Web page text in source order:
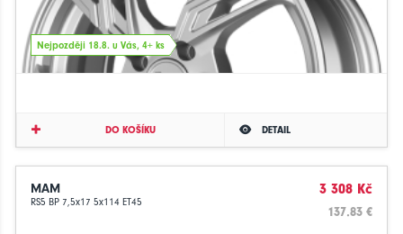
Nejpozději 18.8. u Vás, 4+ ks
DO KOŠÍKU DETAIL
MAM
RS5 BP 7,5x17 5x114 ET45
3 308 Kč
137.83 €